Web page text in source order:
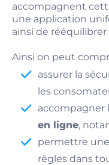
accompagnent
une application
ainsi de rééquilibrer
Ainsi on peut
assurer la
les
accompagner
en ligne,
permettre
règles dans